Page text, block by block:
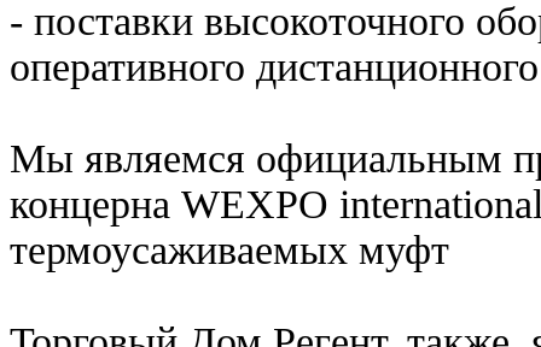
- поставки высокоточного
оперативного
Мы являемся официальным
концерна WEXPO
термоусаживаемых муфт